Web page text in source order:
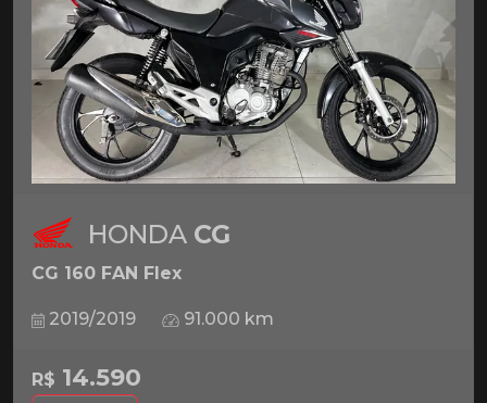
HONDA CG
CG 160 FAN Flex
2019/2019 91.000 km
R$ 14.590